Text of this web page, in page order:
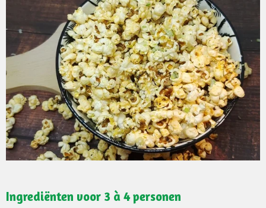
Ingrediënten voor 3 à 4 personen